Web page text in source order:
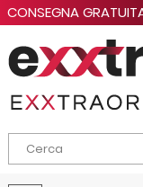
CONSEGNA